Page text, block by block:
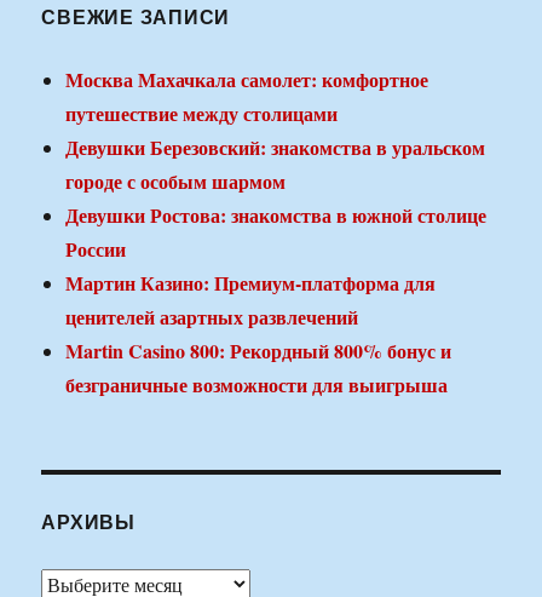
СВЕЖИЕ ЗАПИСИ
Москва Махачкала самолет: комфортное
путешествие между столицами
Девушки Березовский: знакомства в уральском
городе с особым шармом
Девушки Ростова: знакомства в южной столице
России
Мартин Казино: Премиум-платформа для
ценителей азартных развлечений
Martin Casino 800: Рекордный 800% бонус и
безграничные возможности для выигрыша
АРХИВЫ
Архивы